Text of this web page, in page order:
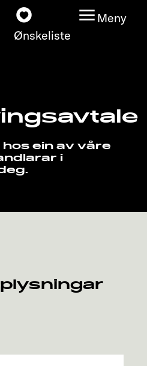
Ønskeliste
Meny
ein av våre
i